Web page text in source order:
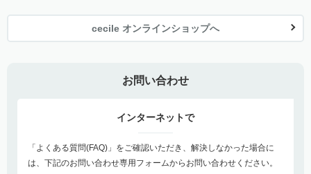
cecile オンラインショップへ
お問い合わせ
インターネットで
「よくある質問(FAQ)」をご確認いただき、解決しなかった場合に
は、下記のお問い合わせ専用フォームからお問い合わせください。